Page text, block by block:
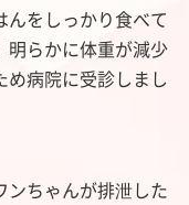
をしっかり食べて
明らかに体重が減少
め病院に受診しまし
ンちゃんが排泄した